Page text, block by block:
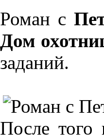
Роман с
Дом
заданий.
После того